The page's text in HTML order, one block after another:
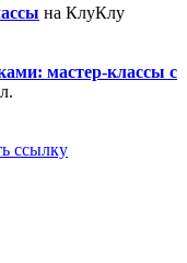
на КлуКлу
мастер-классы с
ссылку